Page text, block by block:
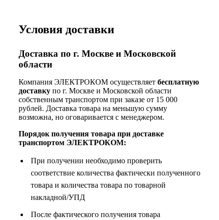
Условия доставки
Доставка по г. Москве и Московской
области
Компания ЭЛЕКТРОКОМ осуществляет бесплатную
доставку по г. Москве и Московской области
собственным транспортом при заказе от 15 000
рублей. Доставка товара на меньшую сумму
возможна, но оговаривается с менеджером.
Порядок получения товара при доставке
транспортом ЭЛЕКТРОКОМ:
При получении необходимо проверить
соответствие количества фактически полученного
товара и количества товара по товарной
накладной/УПД
После фактического получения товара